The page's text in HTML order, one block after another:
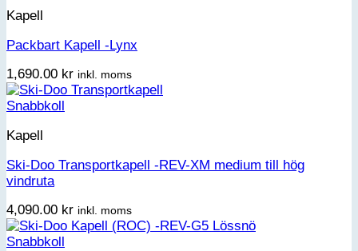
Kapell
Packbart Kapell -Lynx
1,690.00 kr inkl. moms
Snabbkoll
Kapell
Ski-Doo Transportkapell -REV-XM medium till hög
vindruta
4,090.00 kr inkl. moms
Snabbkoll